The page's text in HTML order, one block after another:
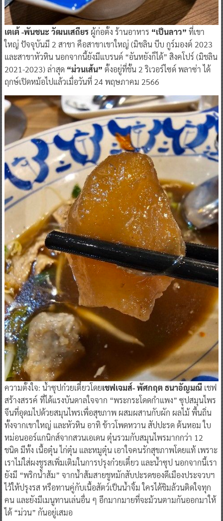
เตเต้ -พันชนะ วัฒนเสถียรผู้ก่อตั้ง ร้านอาหาร “เป็นลาว” ที่เขา
ใหญ่ ปัจจุบันมี 2 สาขา คือสาขาเขาใหญ่ (มิชลิน บีบ กูร์มองต์ 2023
และสาขาหัวหิน นอกจากนี้ยังมีแบรนด์ “อันหยังก็ได้” สิงคโปร์ (มิชลิน
2021-2023) ล่าสุด “ม่วนเส้น” ตั้งอยู่ที่ชั้น 2 ริเวอร์ไซด์ พลาซ่า ได้
ฤกษ์เปิดหม้อไปแล้วเมื่อวันที่ 24 พฤษภาคม 2566
ความตั้งใจ: น้ำซุปก๋วยเตี๋ยวโดยเชฟเจมส์- พัศกฤต ธนาอัญมณีเชฟ
สร้างสรรค์ ที่ได้แรงบันดาลใจจาก “พระกระโดดกำแพง” ซุปสมุนไพร
จีนที่อุดมไปด้วยสมุนไพรเพื่อสุขภาพ ผสมผสานกับผัก ผลไม้ พื้นถิ่น
ทั้งจากเขาใหญ่ และหัวหิน อาทิ ข้าวโพดหวาน สัปปะรด ต้นหอม ใบ
หม่อนออร์แกนิกส์จากสวนเอเดน ตุ๋นรวมกับสมุนไพรมากกว่า 12
ชนิด มีทั้ง เนื้อตุ๋น ไก่ตุ๋น และหมูตุ๋น เอาใจคนรักสุขภาพโดยแท้ เพราะ
เราไม่ใส่ผงชูรสเพิ่มเติมในการปรุงก๋วยเตี๋ยว และน้ำซุป นอกจากนี้เรา
ยังมี “พริกน้ำส้ม” จากน้ำส้มสายชูหมักสับปะรดของดีเมืองประจวบฯ
ไว้ให้ปรุงรส หรือทานคู่กับเนื้อสัตว์เป็นน้ำจิ้ม ใครได้ชิมล้วนติดใจทุก
คน และยังมีเมนูทานเล่นอื่น ๆ อีกมากมายที่จะม้วนตามกันออกมาให้
ได้ “ม่วน” กันอยู่เสมอ